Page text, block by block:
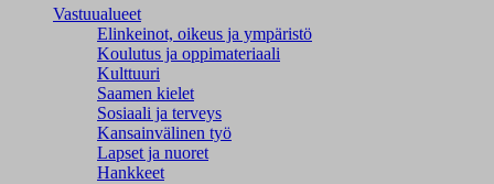
Vastuualueet
Elinkeinot, oikeus ja ympäristö
Koulutus ja oppimateriaali
Kulttuuri
Saamen kielet
Sosiaali ja terveys
Kansainvälinen työ
Lapset ja nuoret
Hankkeet